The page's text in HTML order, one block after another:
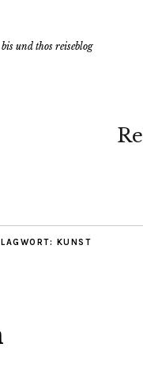
bis und thos reiseblog
KUNST